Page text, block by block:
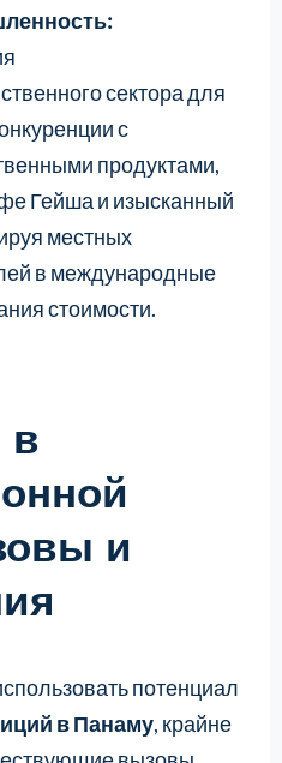
сектора для
с
продуктами,
Гейша и изысканный
местных
в международные
стоимости.
в
и
потенциал
в Панаму, крайне